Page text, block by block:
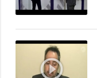
play_circle_outline